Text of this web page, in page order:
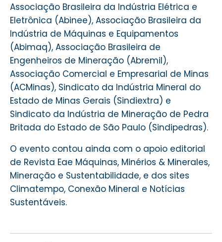
Associação Brasileira da Indústria Elétrica e
Eletrônica (Abinee), Associação Brasileira da
Indústria de Máquinas e Equipamentos
(Abimaq), Associação Brasileira de
Engenheiros de Mineração (AbremiI),
Associação Comercial e Empresarial de Minas
(ACMinas), Sindicato da Indústria Mineral do
Estado de Minas Gerais (Sindiextra) e
Sindicato da Indústria de Mineração de Pedra
Britada do Estado de São Paulo (Sindipedras).
O evento contou ainda com o apoio editorial
de Revista Eae Máquinas, Minérios & Minerales,
Mineração e Sustentabilidade, e dos sites
Climatempo, Conexão Mineral e Notícias
Sustentáveis.